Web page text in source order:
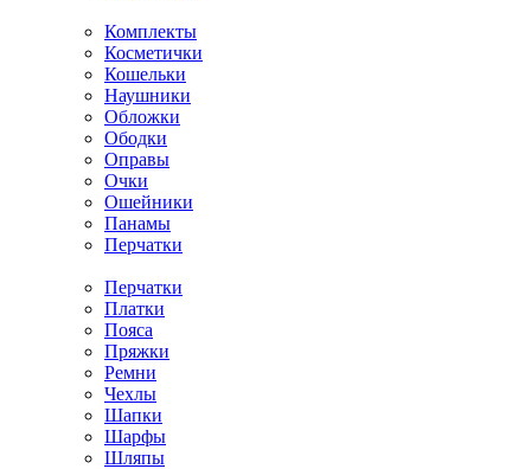
Комплекты
Косметички
Кошельки
Наушники
Обложки
Ободки
Оправы
Очки
Ошейники
Панамы
Перчатки
Перчатки
Платки
Пояса
Пряжки
Ремни
Чехлы
Шапки
Шарфы
Шляпы